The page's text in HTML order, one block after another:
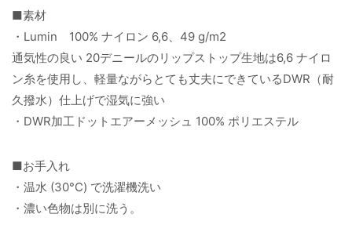
■素材
・Lumin 100% ナイロン 6,6、49 g/m2
通気性の良い 20デニールのリップストップ生地は6,6 ナイロ
ン糸を使用し、軽量ながらとても丈夫にできているDWR（耐
久撥水）仕上げで湿気に強い
・DWR加工ドットエアーメッシュ 100% ポリエステル
■お手入れ
・温水 (30°C) で洗濯機洗い
・濃い色物は別に洗う。